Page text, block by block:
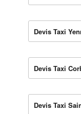
Devis Taxi
Devis Taxi
Devis Taxi